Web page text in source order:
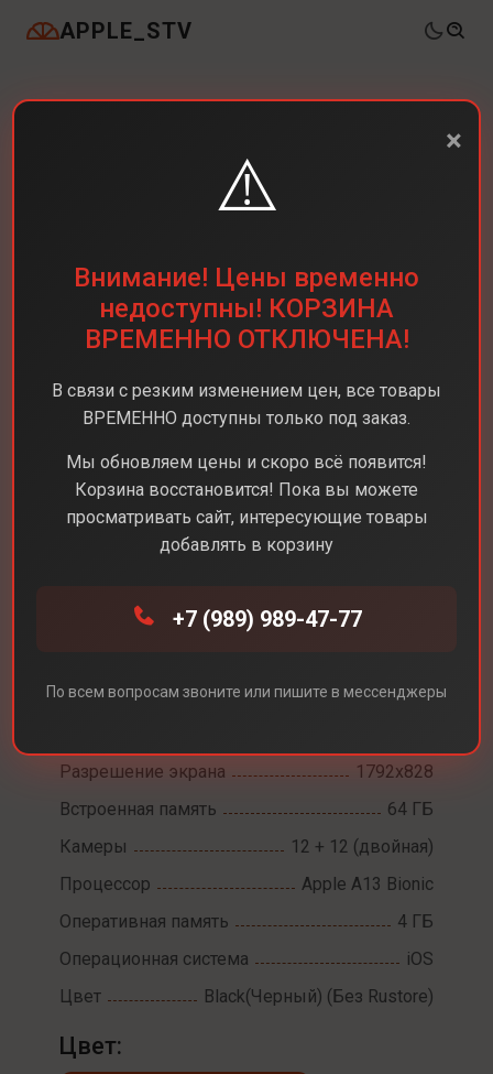
APPLE_STV
Смартфоны iPhone 11
iPhone 11
Разрешение экрана
1792x828
Встроенная память
64 ГБ
Камеры
12 + 12 (двойная)
Процессор
Apple A13 Bionic
Оперативная память
4 ГБ
Операционная система
iOS
Цвет
Black(Черный) (Без Rustore)
Цвет:
×
⚠️
Внимание! Цены временно
недоступны! КОРЗИНА
ВРЕМЕННО ОТКЛЮЧЕНА!
В связи с резким изменением цен, все товары
ВРЕМЕННО доступны только под заказ.
Мы обновляем цены и скоро всё появится!
Корзина восстановится! Пока вы можете
просматривать сайт, интересующие товары
добавлять в корзину
+7 (989) 989-47-77
По всем вопросам звоните или пишите в мессенджеры